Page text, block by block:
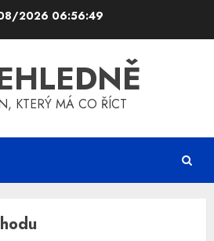
2026 06:56:49
KTERÝ MÁ CO ŘÍCT